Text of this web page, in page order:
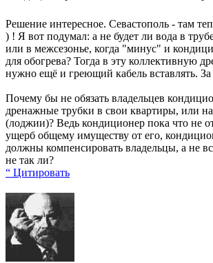
Решение интересное. Севастополь - там
) ! Я вот подумал: а не будет ли вода в
или в межсезонье, когда "минус" и
для обогрева? Тогда в эту коллективную
нужно ещё и греющий кабель вставлять. За
Почему бы не обязать владельцев
дренажные трубки в свои квартиры, или
(лоджии)? Ведь кондиционер пока что не
ущерб общему имуществу от его,
должны компенсировать владельцы, а не
не так ли?
“ Цитировать